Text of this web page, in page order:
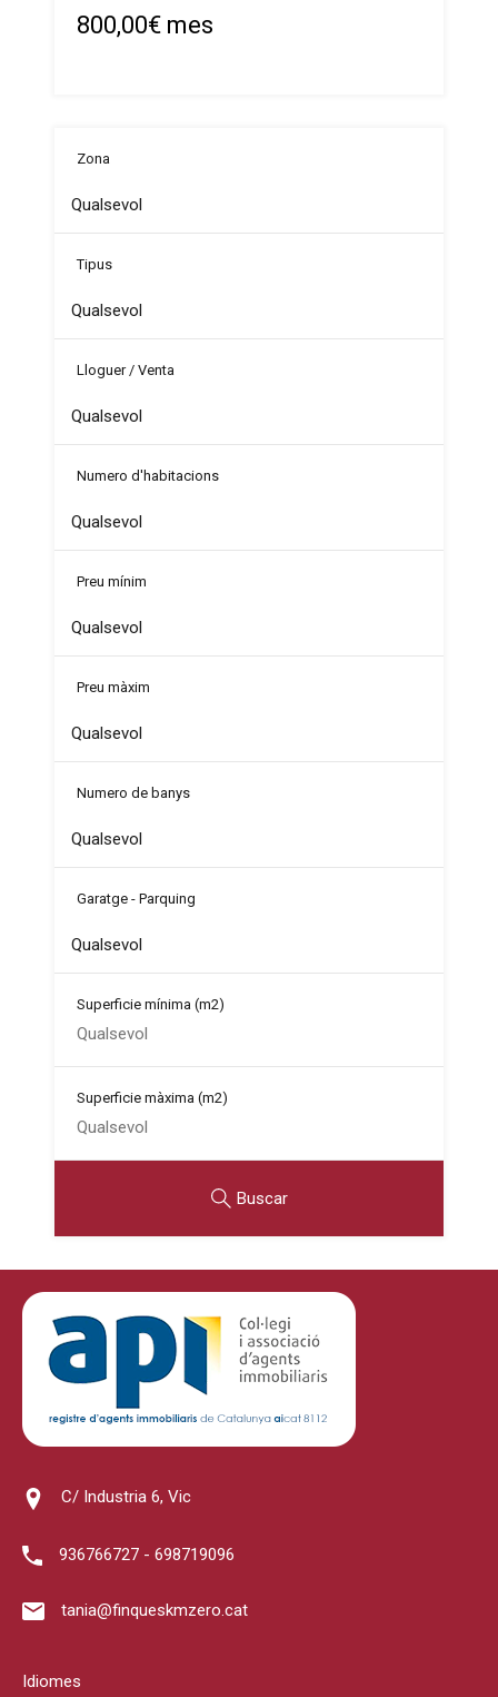
800,00€ mes
Zona
Tipus
Lloguer / Venta
Numero d'habitacions
Preu mínim
Preu màxim
Numero de banys
Garatge - Parquing
Superficie mínima (m2)
Superficie màxima (m2)
Buscar
C/ Industria 6, Vic
936766727 - 698719096
tania@finqueskmzero.cat
Idiomes